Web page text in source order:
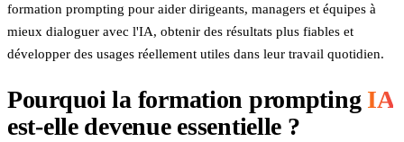
formation prompting pour aider dirigeants, managers et équipes à
mieux dialoguer avec l'IA, obtenir des résultats plus fiables et
développer des usages réellement utiles dans leur travail quotidien.
Pourquoi la formation prompting IA
est-elle devenue essentielle ?